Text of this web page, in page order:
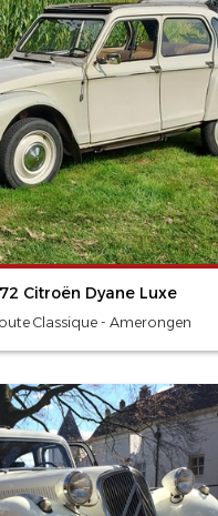
Citroën Dyane Luxe
Classique - Amerongen